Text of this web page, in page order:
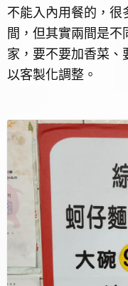
不能入內用餐的，很
間，但其實兩間是
家，要不要加香菜、
以客製化調整。